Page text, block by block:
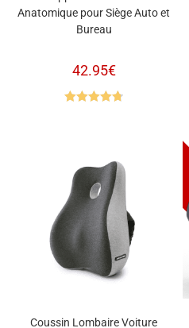
Anatomique pour Siège Auto et
Bureau
42.95€
Coussin Lombaire Voiture